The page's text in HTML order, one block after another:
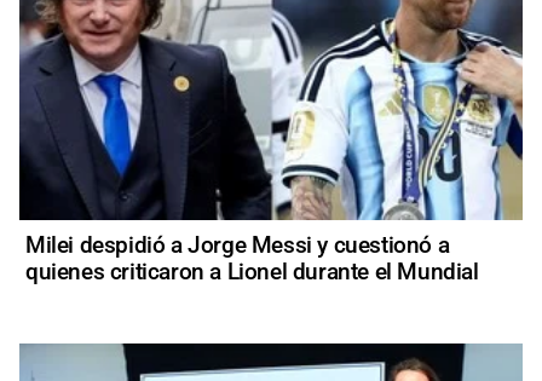
Milei despidió a Jorge Messi y cuestionó a
quienes criticaron a Lionel durante el Mundial